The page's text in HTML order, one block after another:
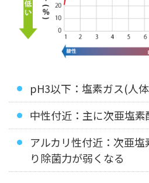
pH3以下：塩素ガス(人
中性付近：主に次亜塩
アルカリ性付近：次亜
り除菌力が弱くなる